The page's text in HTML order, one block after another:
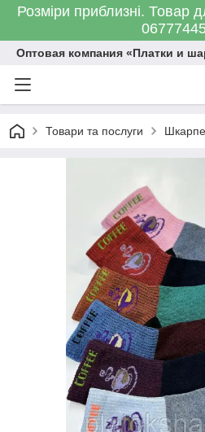
Розміри приблизні. Товар
Оптовая компания «Платки и
Товари та послуги